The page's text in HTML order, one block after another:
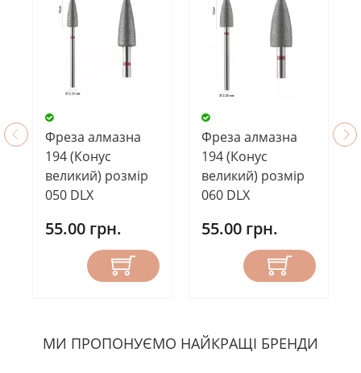
Фреза алмазна
194 (Конус
великий) розмір
050 DLX
55.00 грн.
Фреза алмазна
194 (Конус
великий) розмір
060 DLX
55.00 грн.
МИ ПРОПОНУЄМО НАЙКРАЩІ БРЕНДИ